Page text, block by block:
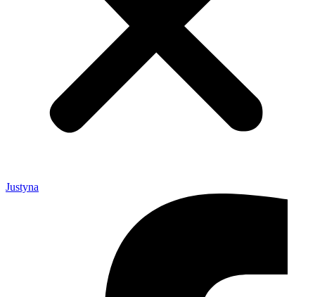
Justyna